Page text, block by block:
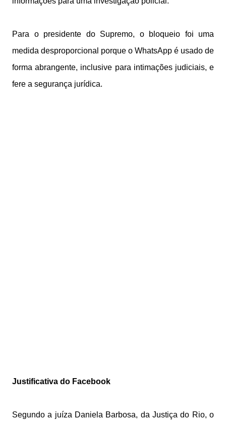
Para o presidente do Supremo, o bloqueio foi uma
medida desproporcional porque o WhatsApp é usado de
forma abrangente, inclusive para intimações judiciais, e
fere a segurança jurídica.
Justificativa do Facebook
Segundo a juíza Daniela Barbosa, da Justiça do Rio, o